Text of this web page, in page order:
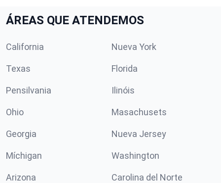
ÁREAS QUE ATENDEMOS
California Nueva York
Texas Florida
Pensilvania Ilinóis
Ohio Masachusets
Georgia Nueva Jersey
Míchigan Washington
Arizona Carolina del Norte